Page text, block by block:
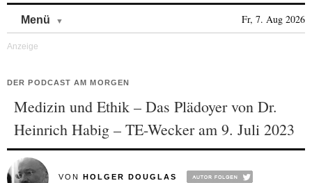
Menü Fr, 7. Aug 2026
DER PODCAST AM MORGEN
Medizin und Ethik – Das Plädoyer von Dr.
Heinrich Habig – TE-Wecker am 9. Juli 2023
VON HOLGER DOUGLAS